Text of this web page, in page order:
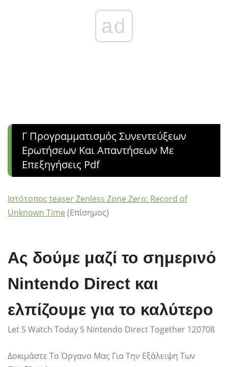
ad
Γ Προγραμματισμός Συνεντεύξεων
Ερωτήσεων Και Απαντήσεων Με
Επεξηγήσεις Pdf
Ιστότοπος teaser Zenless Zone Zero: Record of
Unknown Time (Επίσημος)
Ας δούμε μαζί το σημερινό
Nintendo Direct και
ελπίζουμε για το καλύτερο
Let S Watch Today S Nintendo Direct Together 120708
Δοκιμάστε Το Όργανο Μας Για Την Εξάλειψη Των